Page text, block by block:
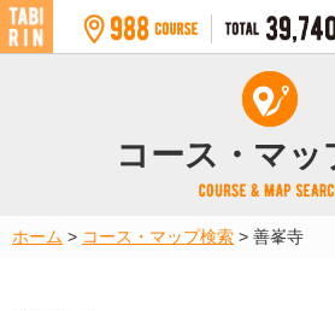
コース・マッ
ホーム > コース・マップ検索 > 善峯寺